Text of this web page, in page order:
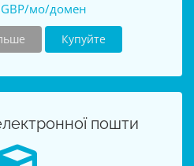
мо/домен
Купуйте
пошти